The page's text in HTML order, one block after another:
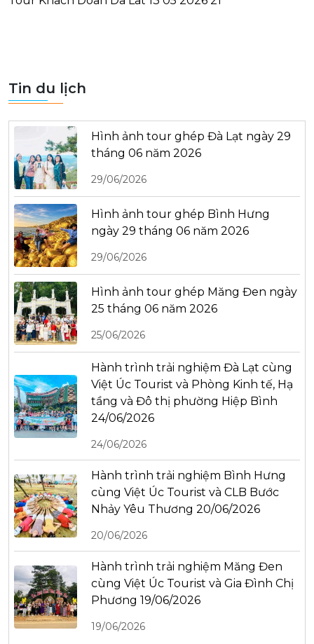
Tin du lịch
Hình ảnh tour ghép Đà Lạt ngày 29
tháng 06 năm 2026
29/06/2026
Hình ảnh tour ghép Bình Hưng
ngày 29 tháng 06 năm 2026
29/06/2026
Hình ảnh tour ghép Măng Đen ngày
25 tháng 06 năm 2026
25/06/2026
Hành trình trải nghiệm Đà Lạt cùng
Việt Úc Tourist và Phòng Kinh tế, Hạ
tầng và Đô thị phường Hiệp Bình
24/06/2026
24/06/2026
Hành trình trải nghiệm Bình Hưng
cùng Việt Úc Tourist và CLB Bước
Nhảy Yêu Thương 20/06/2026
20/06/2026
Hành trình trải nghiệm Măng Đen
cùng Việt Úc Tourist và Gia Đình Chị
Phương 19/06/2026
19/06/2026